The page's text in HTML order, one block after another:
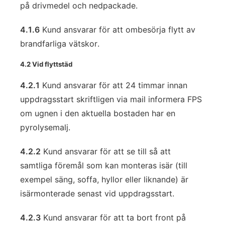
på drivmedel och nedpackade.
4.1.6 Kund ansvarar för att ombesörja flytt av
brandfarliga vätskor.
4.2 Vid flyttstäd
4.2.1 Kund ansvarar för att 24 timmar innan
uppdragsstart skriftligen via mail informera FPS
om ugnen i den aktuella bostaden har en
pyrolysemalj.
4.2.2 Kund ansvarar för att se till så att
samtliga föremål som kan monteras isär (till
exempel säng, soffa, hyllor eller liknande) är
isärmonterade senast vid uppdragsstart.
4.2.3 Kund ansvarar för att ta bort front på